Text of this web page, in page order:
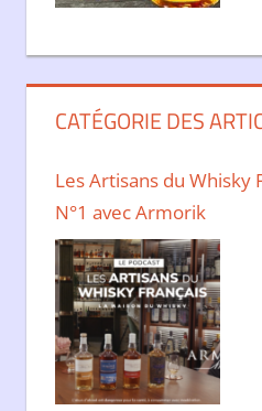
CATÉGORIE DES
Les Artisans du Whisky
N°1 avec Armorik